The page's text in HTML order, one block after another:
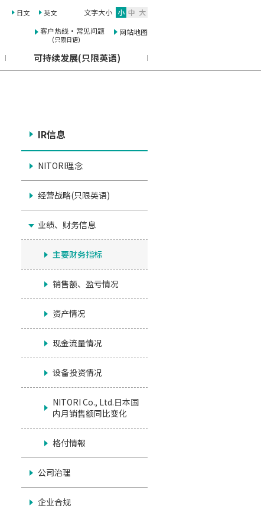
可持续发展(只限英语)
文字大小 小 中 大
客户热线·常见问题
(只限日语)
网站地图
日文 英文
IR信息
NITORI理念
经营战略(只限英语)
业绩、财务信息
主要财务指标
销售额、盈亏情况
资产情况
现金流量情况
设备投资情况
NITORI Co., Ltd.日本国
内月销售额同比变化
格付情報
公司治理
企业合规